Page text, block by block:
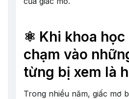
⚛️ Khi khoa học
chạm vào
từng bị xem là
Trong nhiều năm, giấc mơ